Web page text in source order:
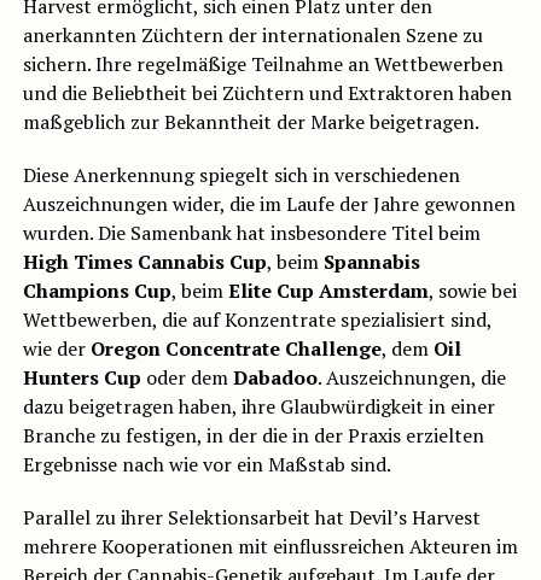
Harvest ermöglicht, sich einen Platz unter den
anerkannten Züchtern der internationalen Szene zu
sichern. Ihre regelmäßige Teilnahme an Wettbewerben
und die Beliebtheit bei Züchtern und Extraktoren haben
maßgeblich zur Bekanntheit der Marke beigetragen.
Diese Anerkennung spiegelt sich in verschiedenen
Auszeichnungen wider, die im Laufe der Jahre gewonnen
wurden. Die Samenbank hat insbesondere Titel beim
High Times Cannabis Cup, beim Spannabis
Champions Cup, beimElite Cup Amsterdam, sowie bei
Wettbewerben, die auf Konzentrate spezialisiert sind,
wie der Oregon Concentrate Challenge, dem Oil
Hunters Cup oder demDabadoo. Auszeichnungen, die
dazu beigetragen haben, ihre Glaubwürdigkeit in einer
Branche zu festigen, in der die in der Praxis erzielten
Ergebnisse nach wie vor ein Maßstab sind.
Parallel zu ihrer Selektionsarbeit hat Devil’s Harvest
mehrere Kooperationen mit einflussreichen Akteuren im